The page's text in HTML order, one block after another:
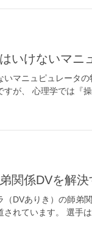
はいけないマ
いマニュピュレータ
すが、 心理学では『
弟関係DVを解
DVありき）の師弟
されています。 選手